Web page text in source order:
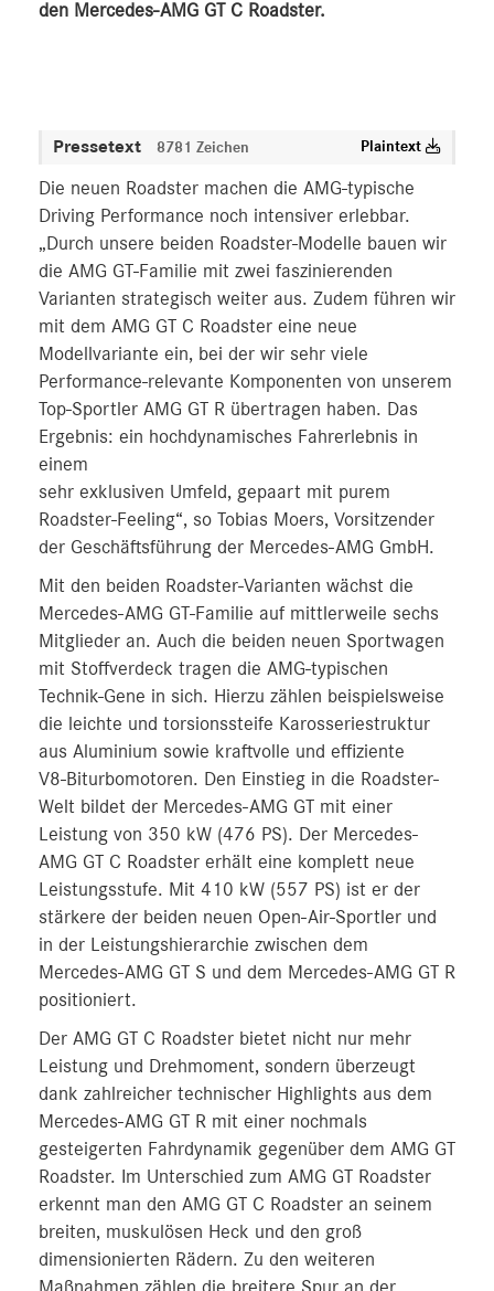
den Mercedes-AMG GT C Roadster.
Pressetext 8781 Zeichen Plaintext
Die neuen Roadster machen die AMG-typische
Driving Performance noch intensiver erlebbar.
„Durch unsere beiden Roadster-Modelle bauen wir
die AMG GT-Familie mit zwei faszinierenden
Varianten strategisch weiter aus. Zudem führen wir
mit dem AMG GT C Roadster eine neue
Modellvariante ein, bei der wir sehr viele
Performance-relevante Komponenten von unserem
Top-Sportler AMG GT R übertragen haben. Das
Ergebnis: ein hochdynamisches Fahrerlebnis in
einem
sehr exklusiven Umfeld, gepaart mit purem
Roadster-Feeling“, so Tobias Moers, Vorsitzender
der Geschäftsführung der Mercedes-AMG GmbH.
Mit den beiden Roadster-Varianten wächst die
Mercedes‑AMG GT‑Familie auf mittlerweile sechs
Mitglieder an. Auch die beiden neuen Sportwagen
mit Stoffverdeck tragen die AMG-typischen
Technik-Gene in sich. Hierzu zählen beispielsweise
die leichte und torsionssteife Karosseriestruktur
aus Aluminium sowie kraftvolle und effiziente
V8‑Biturbomotoren. Den Einstieg in die Roadster-
Welt bildet der Mercedes-AMG GT mit einer
Leistung von 350 kW (476 PS). Der Mercedes-
AMG GT C Roadster erhält eine komplett neue
Leistungsstufe. Mit 410 kW (557 PS) ist er der
stärkere der beiden neuen Open-Air-Sportler und
in der Leistungshierarchie zwischen dem
Mercedes-AMG GT S und dem Mercedes-AMG GT R
positioniert.
Der AMG GT C Roadster bietet nicht nur mehr
Leistung und Drehmoment, sondern überzeugt
dank zahlreicher technischer Highlights aus dem
Mercedes-AMG GT R mit einer nochmals
gesteigerten Fahrdynamik gegenüber dem AMG GT
Roadster. Im Unterschied zum AMG GT Roadster
erkennt man den AMG GT C Roadster an seinem
breiten, muskulösen Heck und den groß
dimensionierten Rädern. Zu den weiteren